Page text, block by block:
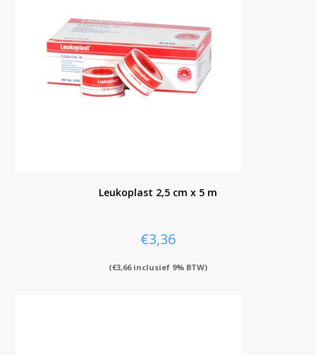
Leukoplast 2,5 cm x 5 m
€3,36
(€3,66inclusief 9% BTW)